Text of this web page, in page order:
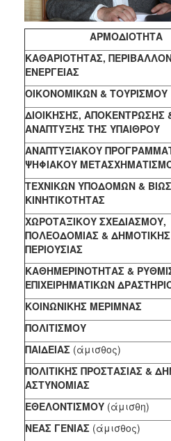
2010
ΔΗΜΟΤΗΣ
ΕΠΙΣΚΕΠΤΗΣ
ΗΡΑΚΛΕΙΟ
ΑΡΜΟΔΙΟΤΗΤΑ
ΚΑΘΑΡΙΟΤΗΤΑΣ,
ΕΝΕΡΓΕΙΑΣ
ΟΙΚΟΝΟΜΙΚΩΝ & ΤΟΥΡΙΣΜΟΥ
ΔΙΟΙΚΗΣΗΣ, ΑΠΟΚΕΝΤΡΩΣΗΣ
ΑΝΑΠΤΥΞΗΣ ΤΗΣ ΥΠΑΙΘΡΟΥ
ΑΝΑΠΤΥΞΙΑΚΟΥ
ΨΗΦΙΑΚΟΥ
ΤΕΧΝΙΚΩΝ ΥΠΟΔΟΜΩΝ &
ΚΙΝΗΤΙΚΟΤΗΤΑΣ
ΧΩΡΟΤΑΞΙΚΟΥ ΣΧΕΔΙΑΣΜΟΥ,
ΠΟΛΕΟΔΟΜΙΑΣ & ΔΗΜΟΤΙΚΗΣ
ΠΕΡΙΟΥΣΙΑΣ
ΚΑΘΗΜΕΡΙΝΟΤΗΤΑΣ &
ΕΠΙΧΕΙΡΗΜΑΤΙΚΩΝ
ΚΟΙΝΩΝΙΚΗΣ ΜΕΡΙΜΝΑΣ
ΠΟΛΙΤΙΣΜΟΥ
ΠΑΙΔΕΙΑΣ (άμισθος)
ΠΟΛΙΤΙΚΗΣ ΠΡΟΣΤΑΣΙΑΣ &
ΑΣΤΥΝΟΜΙΑΣ
ΕΘΕΛΟΝΤΙΣΜΟΥ (άμισθη)
ΝΕΑΣ ΓΕΝΙΑΣ (άμισθος)